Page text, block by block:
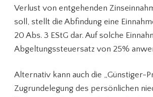
Verlust von entgehenden
soll, stellt die Abfindung eine
20 Abs. 3 EStG dar. Auf solche
Abgeltungssteuersatz von 25%
Alternativ kann auch die „Günstiger-
Zugrundelegung des persönlichen